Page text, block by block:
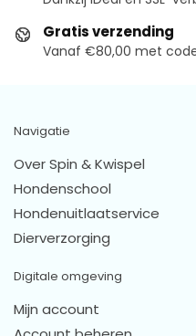
Gratis verzending
Vanaf €80,00 met
Navigatie
Over Spin & Kwispel
Hondenschool
Hondenuitlaatservice
Dierverzorging
Digitale omgeving
Mijn account